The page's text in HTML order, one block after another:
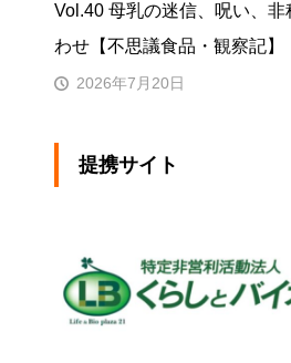
Vol.40 母乳の迷信、呪い、
わせ【不思議食品・観察記】
2026年7月20日
提携サイト